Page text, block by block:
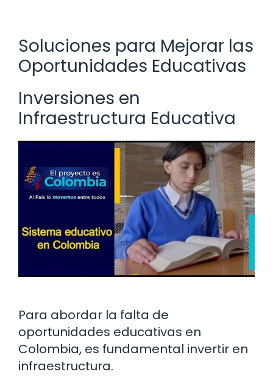
Soluciones para Mejorar las
Oportunidades Educativas
Inversiones en
Infraestructura Educativa
Para abordar la falta de
oportunidades educativas en
Colombia, es fundamental invertir en
infraestructura.